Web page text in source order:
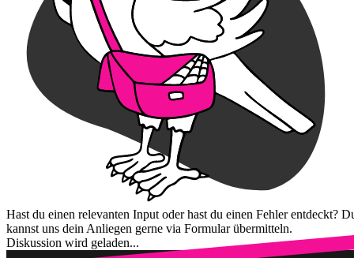
Hast du einen relevanten Input oder hast du einen Fehler entdeckt?
kannst uns dein Anliegen gerne via Formular übermitteln.
Diskussion wird geladen...